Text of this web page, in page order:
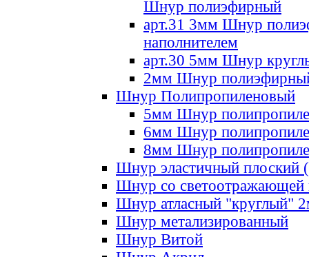
Шнур полиэфирный
арт.31 3мм Шнур
наполнителем
арт.30 5мм Шнур
2мм Шнур
Шнур Полипропиленовый
5мм Шнур
6мм Шнур
8мм Шнур
Шнур эластичный плоский
Шнур со светоотражающей
Шнур атласный "круглый"
Шнур метализированный
Шнур Витой